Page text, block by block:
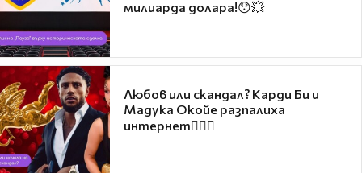
милиарда долара!😯💥
Любов или скандал? Карди Би и
Мадука Окойе разпалиха
интернет❤️‍🔥🔥